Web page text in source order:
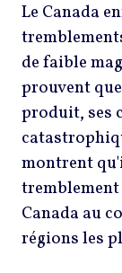
Le Canada
de faible
prouvent
produit, ses
montrent
Canada au
régions les